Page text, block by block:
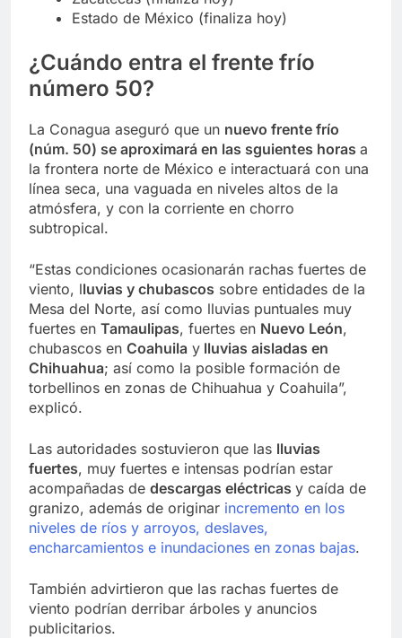
Estado de México (finaliza hoy)
¿Cuándo entra el frente frío
número 50?
La Conagua aseguró que un nuevo frente frío
(núm. 50) se aproximará en las sguientes horas a
la frontera norte de México e interactuará con una
línea seca, una vaguada en niveles altos de la
atmósfera, y con la corriente en chorro
subtropical.
“Estas condiciones ocasionarán rachas fuertes de
viento, lluvias y chubascos sobre entidades de la
Mesa del Norte, así como lluvias puntuales muy
fuertes en Tamaulipas, fuertes en Nuevo León,
chubascos en Coahuila y lluvias aisladas en
Chihuahua; así como la posible formación de
torbellinos en zonas de Chihuahua y Coahuila”,
explicó.
Las autoridades sostuvieron que las lluvias
fuertes, muy fuertes e intensas podrían estar
acompañadas de descargas eléctricas y caída de
granizo, además de originar incremento en los
niveles de ríos y arroyos, deslaves,
encharcamientos e inundaciones en zonas bajas.
También advirtieron que las rachas fuertes de
viento podrían derribar árboles y anuncios
publicitarios.